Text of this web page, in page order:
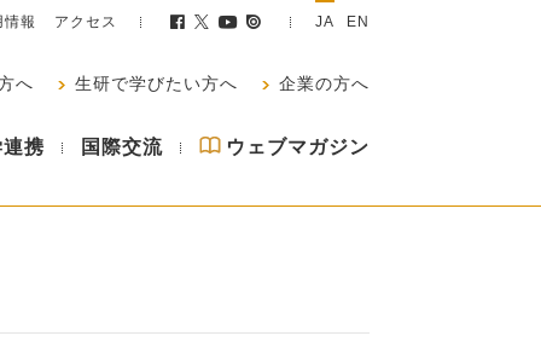
情報 アクセス JA EN
へ 生研で学びたい方へ 企業の方へ
携 国際交流 ウェブマガジン